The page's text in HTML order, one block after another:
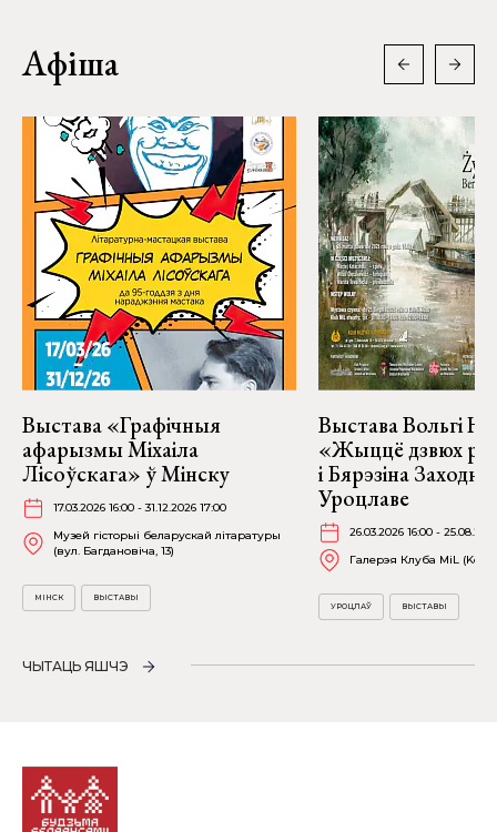
Афіша
Выстава «Графічныя
афарызмы Міхаіла
Лісоўскага» ў Мінску
17.03.2026 16:00 - 31.12.2026 17:00
Музей гісторыі беларускай літаратуры
(вул. Багдановіча, 13)
МІНСК ВЫСТАВЫ
Выстава Вольгі
«Жыццё дзвюх
і Бярэзіна
Уроцлаве
26.03.2026 16:00 -
Галерэя Клуба MiL
УРОЦЛАЎ ВЫСТАВЫ
ЧЫТАЦЬ ЯШЧЭ